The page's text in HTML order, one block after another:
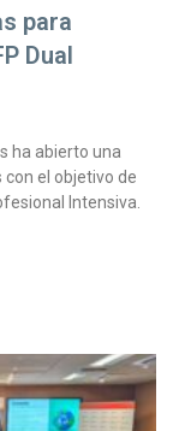
para
Dual
ha abierto una
el objetivo de
Intensiva.